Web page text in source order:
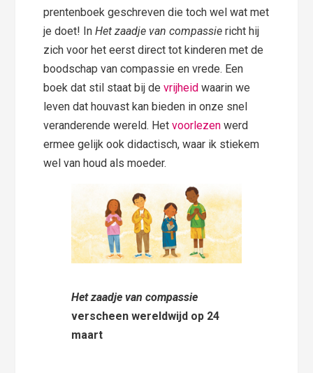
prentenboek geschreven die toch wel wat met
je doet! InHet zaadje van compassie richt hij
zich voor het eerst direct tot kinderen met de
boodschap van compassie en vrede. Een
boek dat stil staat bij devrijheidwaarin we
leven dat houvast kan bieden in onze snel
veranderende wereld. Hetvoorlezenwerd
ermee gelijk ook didactisch, waar ik stiekem
wel van houd als moeder.
Het zaadje van compassie
verscheen wereldwijd op 24
maart